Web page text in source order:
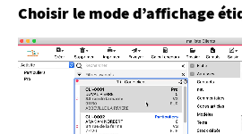
Choisir le mode d’affichage